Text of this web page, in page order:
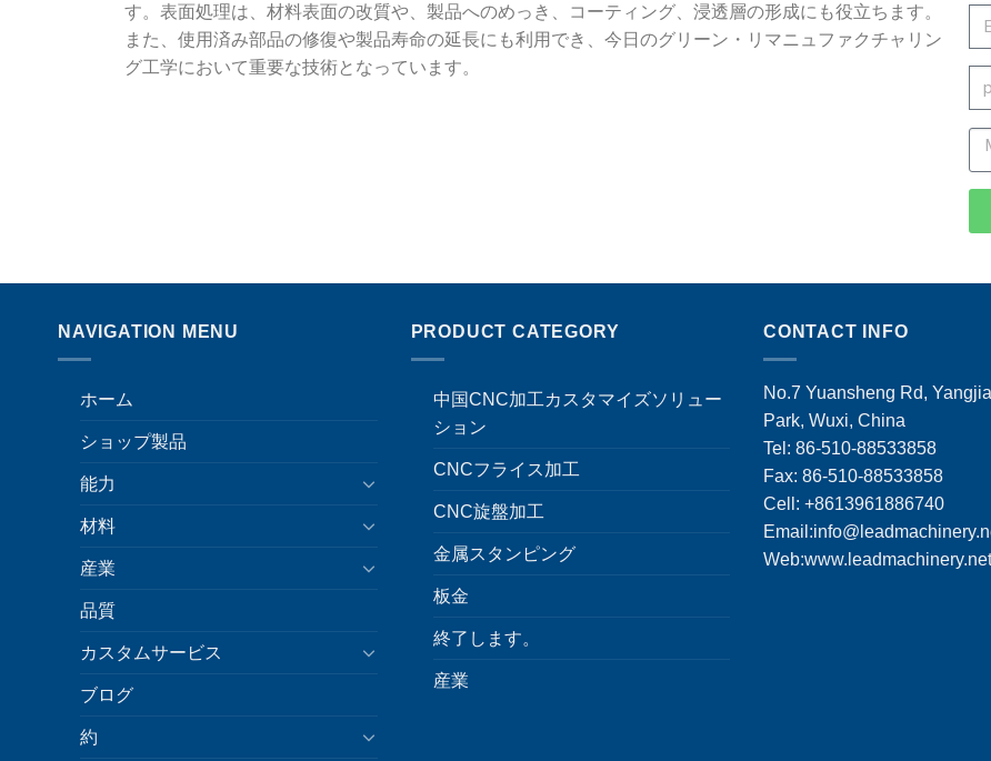
す。表面処理は、材料表面の改質や、製品へのめっき、コーティング、浸透層の形成にも役立ちます。
また、使用済み部品の修復や製品寿命の延長にも利用でき、今日のグリーン・リマニュファクチャリン
グ工学において重要な技術となっています。
NAVIGATION MENU
ホーム
ショップ製品
能力
材料
産業
品質
カスタムサービス
ブログ
約
PRODUCT CATEGORY
中国CNC加工カスタマイズソリュー
ション
CNCフライス加工
CNC旋盤加工
金属スタンピング
板金
終了します。
産業
CONTACT INFO
No.7 Yuansheng Rd,
Park, Wuxi, China
Tel: 86-510-88533858
Fax: 86-510-88533858
Cell: +8613961886740
Email:
Web:www.leadmachinery.net